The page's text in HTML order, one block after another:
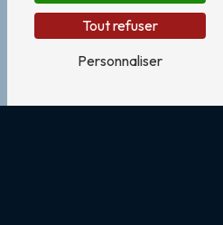
Tout refuser
Personnaliser